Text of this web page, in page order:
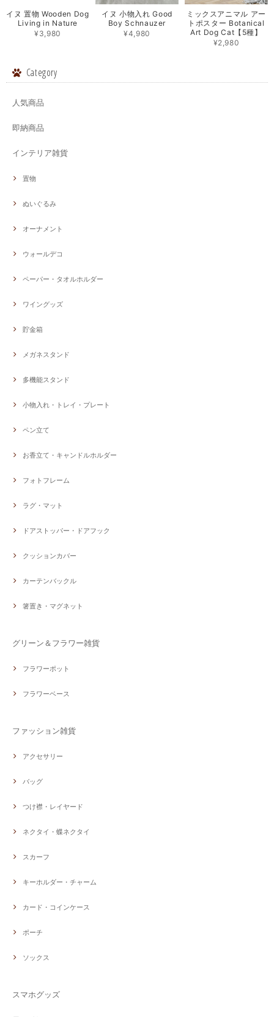
イヌ 置物 Wooden Dog
Living in Nature
¥3,980
イヌ 小物入れ Good
Boy Schnauzer
¥4,980
ミックスアニマル アー
トポスター Botanical
Art Dog Cat【5種】
¥2,980
Category
人気商品
即納商品
インテリア雑貨
置物
ぬいぐるみ
オーナメント
ウォールデコ
ペーパー・タオルホルダー
ワイングッズ
貯金箱
メガネスタンド
多機能スタンド
小物入れ・トレイ・プレート
ペン立て
お香立て・キャンドルホルダー
フォトフレーム
ラグ・マット
ドアストッパー・ドアフック
クッションカバー
カーテンバックル
箸置き・マグネット
グリーン＆フラワー雑貨
フラワーポット
フラワーベース
ファッション雑貨
アクセサリー
バッグ
つけ襟・レイヤード
ネクタイ・蝶ネクタイ
スカーフ
キーホルダー・チャーム
カード・コインケース
ポーチ
ソックス
スマホグッズ